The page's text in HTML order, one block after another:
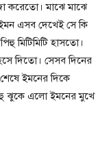
করেতো। মাঝে মাঝে
এসব দেখেই সে কি
মিটিমিটি হাসতো।
দিতো। সেসব দিনের
ইমনের দিকে
ঝুকে এলো ইমনের মুখে